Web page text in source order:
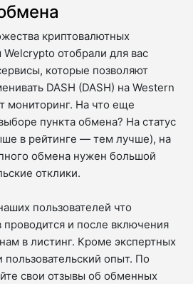
криптовалютных
отобрали для вас
которые позволяют
DASH (DASH) на Western
мониторинг. На что еще
пункта обмена? На статус
в рейтинге — тем лучше), на
обмена нужен большой
отклики.
пользователей что
и после включения
в листинг. Кроме экспертных
опыт. По
свои отзывы об обменных